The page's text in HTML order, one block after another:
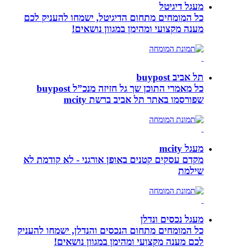
מעגל דיגיטל
כל המומחים מתחום הדיגיטל, ישמחו להעניק לכם
מענה מקצועי ומהימן במגוון נושאים!
תל אביב buypost
כל מאמרי התוכן שך גל חזיזה מנכ”ל buypost
שפורסמו באתר תל אביב ברשת mcity
מעגל mcity
מקדם עסקים קטנים באופן אורגני - לא קודמת לא
שילמת
מעגל נכסים ונדלן
כל המומחים מתחום הנכסים והנדלן, ישמחו להעניק
לכם מענה מקצועי ומהימן במגוון נושאים!